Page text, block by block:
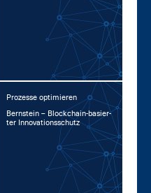
Prozesse optimieren
Bern­stein – Block­chain-ba­sier­
ter In­no­va­ti­ons­schutz